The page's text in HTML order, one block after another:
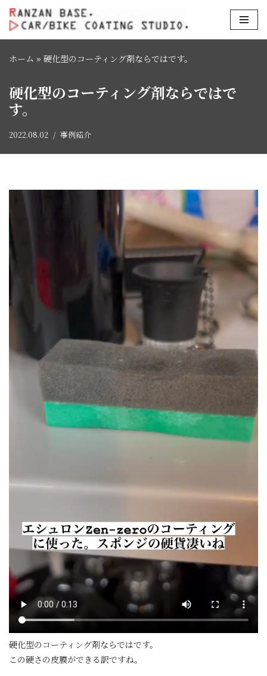
コ
テ
ツ
へ
キ
ッ
ホーム » 硬化型のコーティング剤ならではです。
硬化型のコーティング剤ならではで
す。
2022.08.02 事例紹介
硬化型のコーティング剤ならではです。
この硬さの皮膜ができる訳ですね。